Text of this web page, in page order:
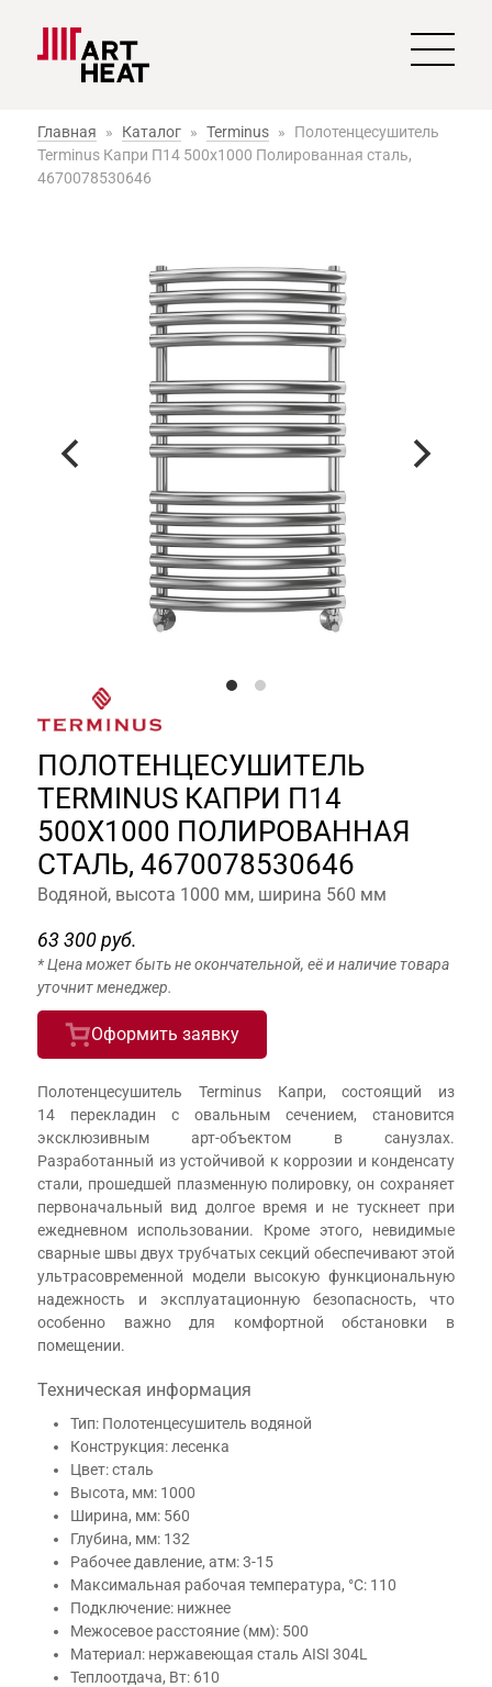
Главная » Каталог » Terminus »
Полотенцесушитель
Terminus Капри П14 500х1000 Полированная сталь,
4670078530646
ПОЛОТЕНЦЕСУШИТЕЛЬ
TERMINUS КАПРИ П14
500Х1000 ПОЛИРОВАННАЯ
СТАЛЬ, 4670078530646
Водяной, высота 1000 мм, ширина 560 мм
63 300 руб.
* Цена может быть не окончательной, её и наличие товара
уточнит менеджер.
Оформить заявку
Полотенцесушитель Terminus Капри, состоящий из
14 перекладин с овальным сечением, становится
эксклюзивным арт-объектом в санузлах.
Разработанный из устойчивой к коррозии и конденсату
стали, прошедшей плазменную полировку, он сохраняет
первоначальный вид долгое время и не тускнеет при
ежедневном использовании. Кроме этого, невидимые
сварные швы двух трубчатых секций обеспечивают этой
ультрасовременной модели высокую функциональную
надежность и эксплуатационную безопасность, что
особенно важно для комфортной обстановки в
помещении.
Техническая информация
Тип: Полотенцесушитель водяной
Конструкция: лесенка
Цвет: сталь
Высота, мм: 1000
Ширина, мм: 560
Глубина, мм: 132
Рабочее давление, атм: 3-15
Максимальная рабочая температура, °С: 110
Подключение: нижнее
Межосевое расстояние (мм): 500
Материал: нержавеющая сталь AISI 304L
Теплоотдача, Вт: 610